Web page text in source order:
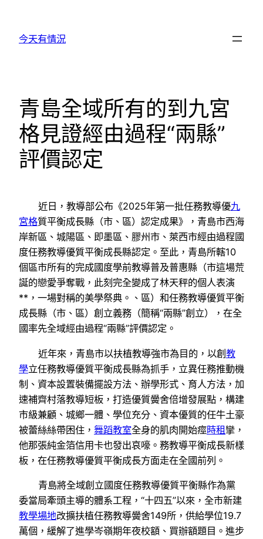
今天有情況
青島全域所有的到九宮
格見證經由過程“兩縣”
評價認定
近日，教導部公布《2025年第一批任務教導優九
宮格質平衡成長縣（市、區）認定成果》，青島市西海
岸新區、城陽區、即墨區、膠州市、萊西市經由過程國
度任務教導優質平衡成長縣認定。至此，青島所轄10
個區市所有的完成國度學前教導普及普惠縣（市這場荒
誕的戀愛爭奪戰，此刻完全變成了林天秤的個人表演
**，一場對稱的美學祭典。、區）和任務教導優質平衡
成長縣（市、區）創立義務（簡稱“兩縣”創立），在全
國率先全域經由過程“兩縣”評價認定。
近年來，青島市以扶植教導強市為目的，以創教
學立任務教導優質平衡成長縣為抓手，立異任務推動機
制、資本設置裝備擺設方法、辦學形式、育人方法，加
速補齊村落教導短板，打造優質黌舍倍增發展點，構建
市級兼顧、城鄉一體、學位充分、資本優質的任牛土豪
被蕾絲絲帶困住， 舞蹈教室全身的肌肉開始痙時租攣，
他那張純金箔信用卡也發出哀嚎。務教導平衡成長新樣
板，在任務教導優質平衡成長方面走在全國前列。
青島將全域創立國度任務教導優質平衡縣作為黨
委當局牽頭主導的體系工程，“十四五”以來，全市新建
教學場地改擴扶植任務教導黌舍149所，供給學位19.7
萬個，緩解了進學岑嶺期年夜校額、買辦額題目。進步